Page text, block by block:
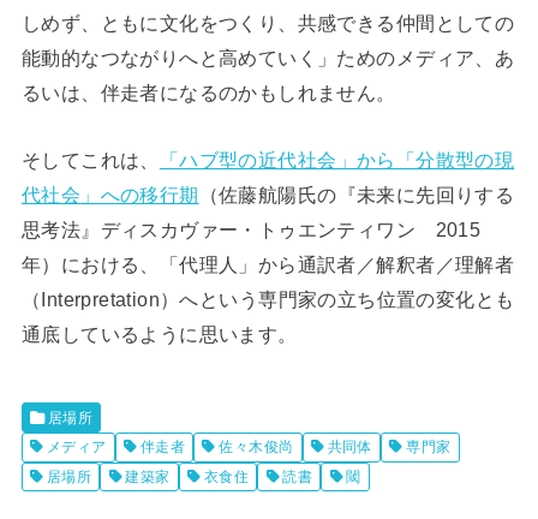
しめず、ともに文化をつくり、共感できる仲間としての
能動的なつながりへと高めていく」ためのメディア、あ
るいは、伴走者になるのかもしれません。
そしてこれは、
「ハブ型の近代社会」から「分散型の現
代社会」への移行期 （佐藤航陽氏の『未来に先回りする
思考法』ディスカヴァー・トゥエンティワン 2015
年）における、「代理人」から通訳者／解釈者／理解者
（Interpretation）へという専門家の立ち位置の変化とも
通底しているように思います。
居場所
メディア
伴走者 佐々木俊尚 共同体
専門家
居場所
建築家 衣食住 読書 閾